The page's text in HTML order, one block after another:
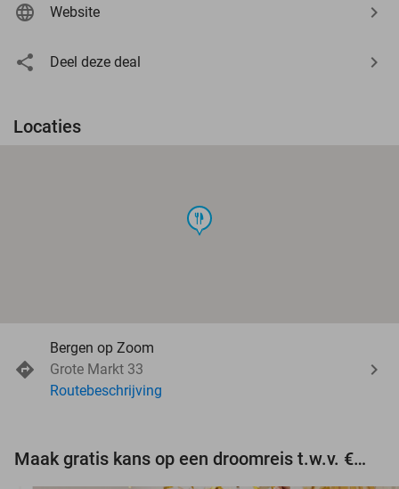
Website
Deel deze deal
Locaties
food
Bergen op Zoom
Grote Markt 33
Routebeschrijving
Maak gratis kans op een droomreis t.w.v. €3.000!